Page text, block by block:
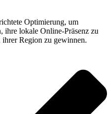
Optimierung, um
ihre lokale Online-Präsenz zu
Region zu gewinnen.